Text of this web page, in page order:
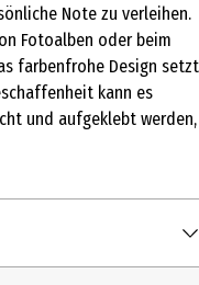
Note zu verleihen.
Fotoalben oder beim
farbenfrohe Design setzt
kann es
und aufgeklebt werden,